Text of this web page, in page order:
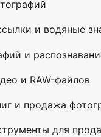
и водяные
и
и RAW-файлов
и продажа
для